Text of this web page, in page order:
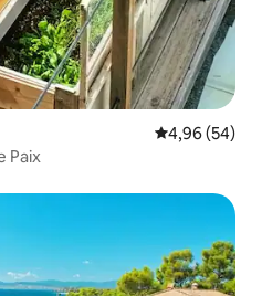
4,96 de uma
4,96 (54)
Paix